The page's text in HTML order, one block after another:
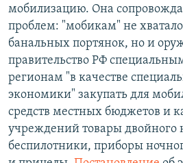
мобилизацию. Она
проблем: "мобикам" не
банальных портянок, но и
правительство РФ
регионам "в качестве
экономики" закупать для
средств местных бюджетов и
учреждений товары двойного
беспилотники, приборы